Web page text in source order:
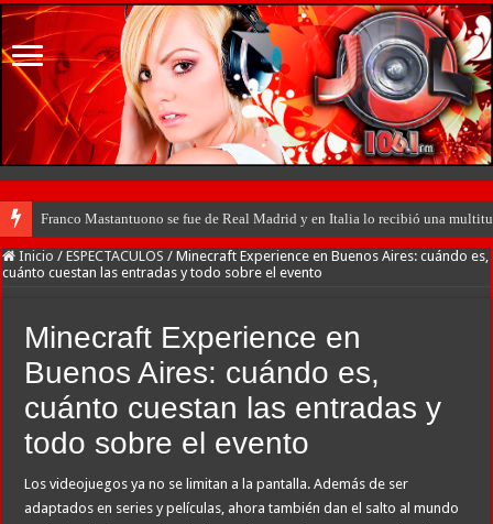
Franco Mastantuono se fue de Real Madrid y en Italia lo recibió una
Inicio / ESPECTACULOS / Minecraft Experience en Buenos Aires: cuándo es,
cuánto cuestan las entradas y todo sobre el evento
Minecraft Experience en
Buenos Aires: cuándo es,
cuánto cuestan las entradas y
todo sobre el evento
Los videojuegos ya no se limitan a la pantalla. Además de ser
adaptados en series y películas, ahora también dan el salto al mundo